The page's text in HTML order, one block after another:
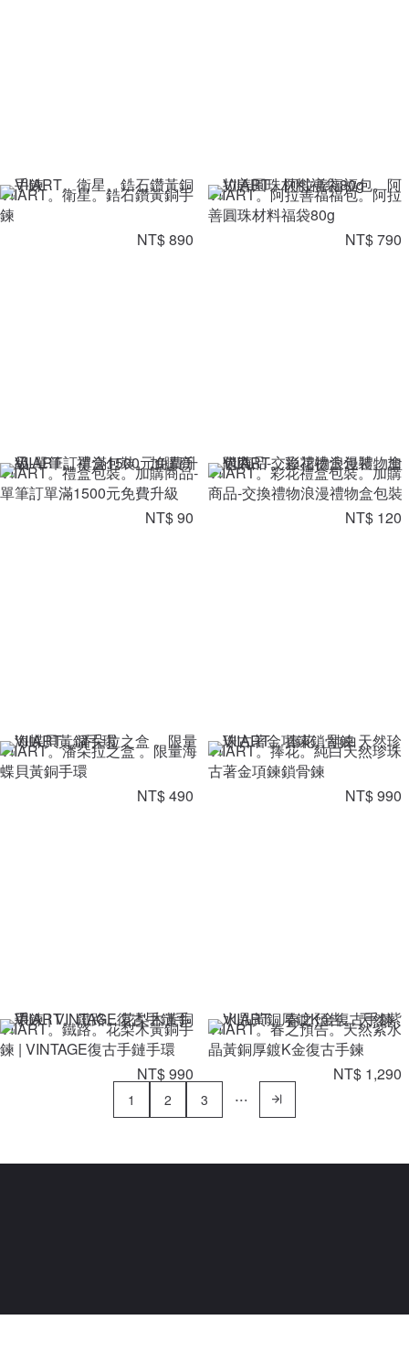
VIIART。衛星。鋯石鑽黃銅手
鍊
NT$ 890
VIIART。阿拉善福福包。阿拉
善圓珠材料福袋80g
NT$ 790
VIIART。禮盒包裝。加購商品-
單筆訂單滿1500元免費升級
NT$ 90
VIIART。彩花禮盒包裝。加購
商品-交換禮物浪漫禮物盒包裝
NT$ 120
VIIART。潘朵拉之盒 。限量海
蝶貝黃銅手環
NT$ 490
VIIART。捧花。純白天然珍珠
古著金項鍊鎖骨鍊
NT$ 990
VIIART。鐵路。花梨木黃銅手
鍊 | VINTAGE復古手鏈手環
NT$ 990
VIIART。春之預告。天然紫水
晶黃銅厚鍍K金復古手鍊
NT$ 1,290
1 2 3